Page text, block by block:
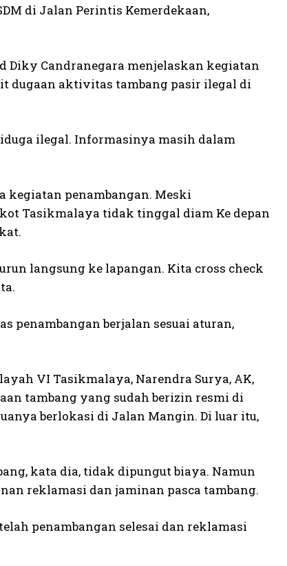
di Jalan Perintis Kemerdekaan,
Diky Candranegara menjelaskan kegiatan
dugaan aktivitas tambang pasir ilegal di
ilegal. Informasinya masih dalam
kegiatan penambangan. Meski
Tasikmalaya tidak tinggal diam Ke depan
langsung ke lapangan. Kita cross check
penambangan berjalan sesuai aturan,
VI Tasikmalaya, Narendra Surya, AK,
tambang yang sudah berizin resmi di
berlokasi di Jalan Mangin. Di luar itu,
kata dia, tidak dipungut biaya. Namun
reklamasi dan jaminan pasca tambang.
penambangan selesai dan reklamasi